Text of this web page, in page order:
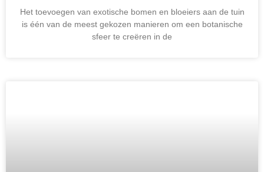
Het toevoegen van exotische bomen en bloeiers aan de tuin
is één van de meest gekozen manieren om een botanische
sfeer te creëren in de